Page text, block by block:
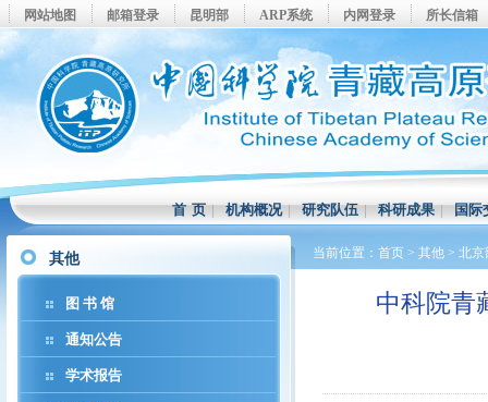
网站地图 邮箱登录 昆明部 ARP系统 内网登录 所长信箱
首 页|机构概况|研究队伍|科研成果|国际
其他
图 书 馆
通知公告
学术报告
当前位置： 首页 > 其他 > 北京
中科院青